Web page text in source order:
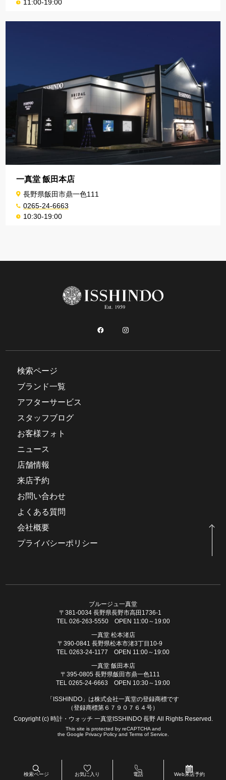
11:00-19:00
一真堂 飯田本店
長野県飯田市鼎一色111
0265-24-6663
10:30-19:00
検索ページ お気に入り 電話 Web来店予約
検索ページ
ブランド一覧
アフターサービス
スタッフブログ
お客様フォト
ニュース
店舗情報
来店予約
お問い合わせ
よくある質問
会社概要
プライバシーポリシー
ブルージュ一真堂
〒381-0034 長野県長野市高田1736-1
TEL 026-263-5550 OPEN 11:00～19:00
一真堂 松本渚店
〒390-0841 長野県松本市渚3丁目10-9
TEL 0263-24-1177 OPEN 11:00～19:00
一真堂 飯田本店
〒395-0805 長野県飯田市鼎一色111
TEL 0265-24-6663 OPEN 10:30～19:00
「ISSHINDO」は株式会社一真堂の登録商標です
（登録商標第６７９０７６４号）
Copyright (c) 時計・ウォッチ 一真堂ISSHINDO 長野 All Rights Reserved.
This site is protected by reCAPTCHA and
the Google Privacy Policyand Terms of Service